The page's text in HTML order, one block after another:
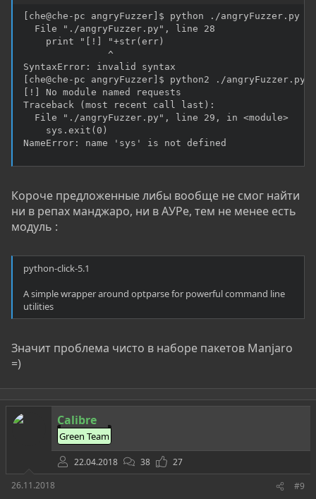
[che@che-pc angryFuzzer]$ python ./angryFuzzer.py
  File "./angryFuzzer.py", line 28
    print "[!] "+str(err)
               ^
SyntaxError: invalid syntax
[che@che-pc angryFuzzer]$ python2 ./angryFuzzer.py
[!] No module named requests
Traceback (most recent call last):
  File "./angryFuzzer.py", line 29, in <module>
    sys.exit(0)
NameError: name 'sys' is not defined
Короче предложенные либы вообще не смог найти
ни в репах манджаро, ни в АУРе, тем не менее есть
модуль :
python-click-5.1
A simple wrapper around optparse for powerful command line
utilities
Значит проблема чисто в наборе пакетов Manjaro
=)
Calibre
Green Team
22.04.2018 38
27
26.11.2018
#9